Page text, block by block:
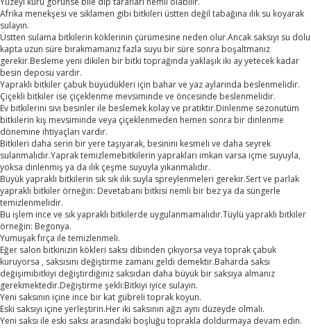
Afrika menekşesi ve siklamen gibi bitkileri üstten değil tabağına ılık su koyarak
sulayın.
Üstten sulama bitkilerin köklerinin çürümesine neden olur.Ancak saksıyı su dolu
kapta uzun süre bırakmamanız fazla suyu bir süre sonra boşaltmanız
gerekir.Besleme yeni dikilen bir bitki toprağında yaklaşık iki ay yetecek kadar
besin deposu vardır.
Yapraklı bitkiler çabuk büyüdükleri için bahar ve yaz aylarında beslenmelidir.
Çiçekli bitkiler ise çiçeklenme mevsiminde ve öncesinde beslenmelidir.
Ev bitkilerini sıvı besinler ile beslemek kolay ve pratiktir.Dinlenme sezonutüm
bitkilerin kış mevsiminde veya çiçeklenmeden hemen sonra bir dinlenme
dönemine ihtiyaçları vardır.
Bitkileri daha serin bir yere taşıyarak, besinini kesmeli ve daha seyrek
sulanmalıdır.Yaprak temizlemebitkilerin yaprakları imkan varsa içme suyuyla,
yoksa dinlenmiş ya da ılık çeşme suyuyla yıkanmalıdır.
Büyük yapraklı bitkilerin sık sık ılık suyla spreylenmeleri gerekir.Sert ve parlak
yapraklı bitkiler örneğin: Devetabanı bitkisi nemli bir bez ya da süngerle
temizlenmelidir.
Bu işlem ince ve sık yapraklı bitkilerde uygulanmamalıdır.Tüylü yapraklı bitkiler
örneğin: Begonya.
Yumuşak fırça ile temizlenmeli.
Eğer salon bitkinizin kökleri saksı dibinden çıkıyorsa veya toprak çabuk
kuruyorsa , saksısını değiştirme zamanı geldi demektir.Baharda saksı
değişimibitkiyi değiştirdiğiniz saksıdan daha büyük bir saksıya almanız
gerekmektedir.Değiştirme şekli:Bitkiyi iyice sulayın.
Yeni saksının içine ince bir kat gübreli toprak koyun.
Eski saksıyı içine yerleştirin.Her iki saksının ağzı aynı düzeyde olmalı.
Yeni saksı ile eski saksı arasındaki boşluğu toprakla doldurmaya devam edin.